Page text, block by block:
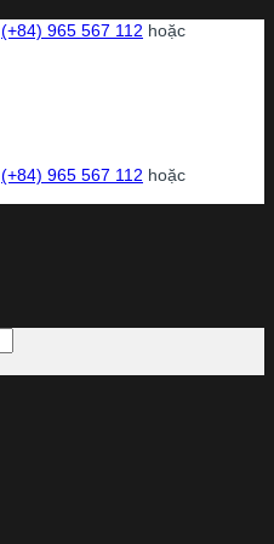
(+84) 965 567 112 hoặc
(+84) 965 567 112 hoặc